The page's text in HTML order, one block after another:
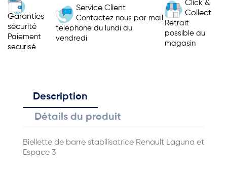
Garanties
sécurité
Paiement
securisé
Service Client
Contactez nous par mail
telephone du lundi au
vendredi
Click &
Collect
Retrait
possible au
magasin
Description
Détails du produit
Biellette de barre stabilisatrice Renault Laguna et
Espace 3